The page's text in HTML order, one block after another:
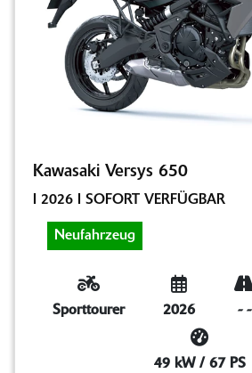
Kawasaki Versys 650
I 2026 I SOFORT VERFÜGBAR
Neufahrzeug
Sporttourer 2026 - -
49 kW / 67 PS